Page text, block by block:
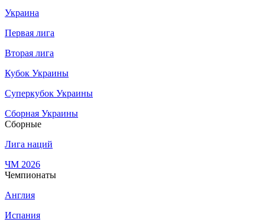
Украина
Первая лига
Вторая лига
Кубок Украины
Суперкубок Украины
Сборная Украины
Сборные
Лига наций
ЧМ 2026
Чемпионаты
Англия
Испания